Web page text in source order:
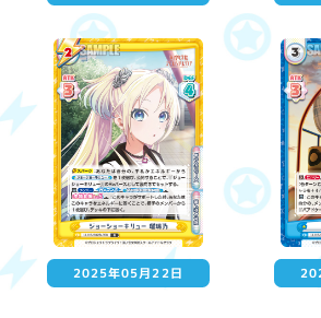
2025年05月22日